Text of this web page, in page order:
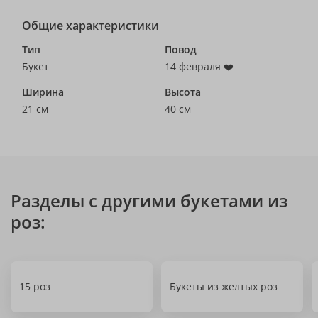
Общие характеристики
Тип
Букет
Повод
14 февраля ❤️
Ширина
21 см
Высота
40 см
Разделы с другими букетами из
роз:
15 роз Букеты из желтых роз